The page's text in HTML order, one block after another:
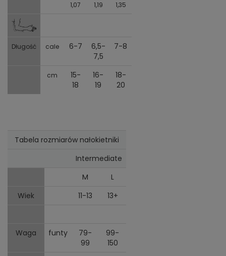
1,07
1,19
1,35
Długość cale 6-7
6,5-
7,5
7-8
cm
15-
18
16-
19
18-
20
Tabela rozmiarów nałokietniki
Intermediate
M
L
Wiek
11-13 13+
Waga funty
79-
99
99-
150